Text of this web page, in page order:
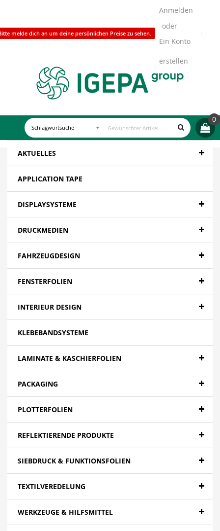
melde dich an um deine persönlichen Preise zu sehen.
Anmelden
Ein Konto
erstellen
0
AKTUELLES
APPLICATION TAPE
DISPLAYSYSTEME
DRUCKMEDIEN
FAHRZEUGDESIGN
FENSTERFOLIEN
INTERIEUR DESIGN
KLEBEBANDSYSTEME
LAMINATE & KASCHIERFOLIEN
PACKAGING
PLOTTERFOLIEN
REFLEKTIERENDE PRODUKTE
SIEBDRUCK & FUNKTIONSFOLIEN
TEXTILVEREDELUNG
WERKZEUGE & HILFSMITTEL